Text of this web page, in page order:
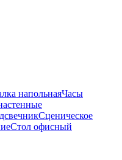
напольнаяЧасы
Сценическое
Стол офисный